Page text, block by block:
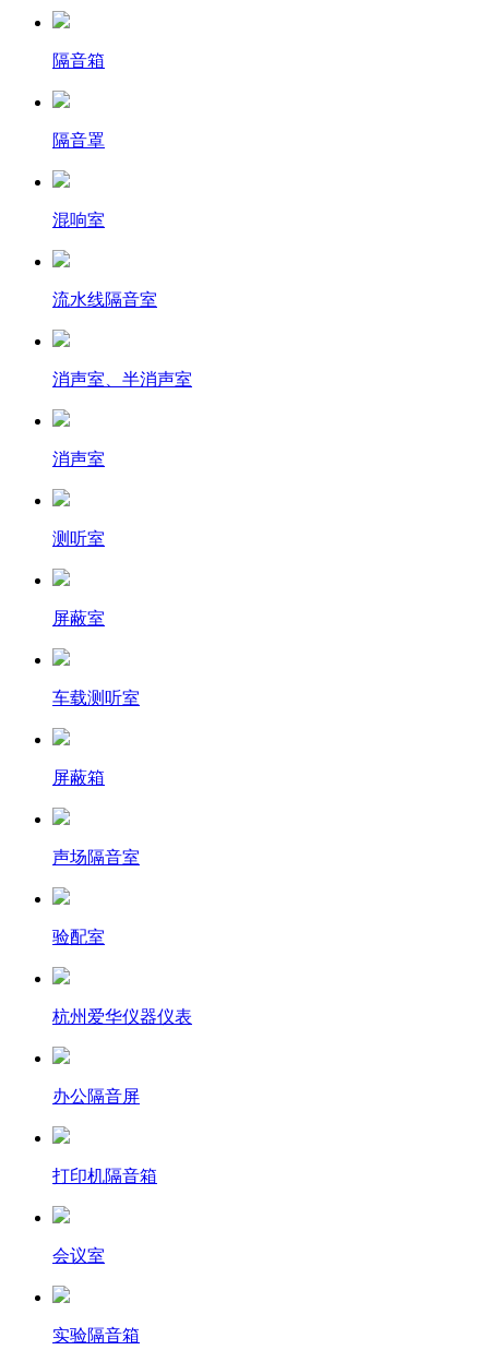
隔音箱
隔音罩
混响室
流水线隔音室
消声室、半消声室
消声室
测听室
屏蔽室
车载测听室
屏蔽箱
声场隔音室
验配室
杭州爱华仪器仪表
办公隔音屏
打印机隔音箱
会议室
实验隔音箱